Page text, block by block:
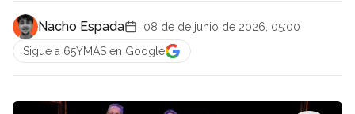
Nacho Espada
08 de de junio de 2026, 05:00
Sigue a 65YMÁS en Google